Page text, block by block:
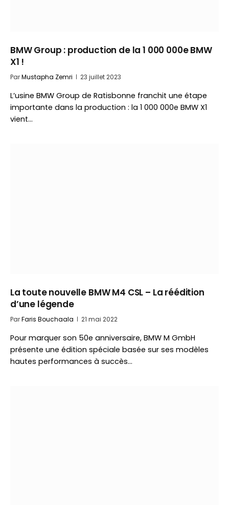
BMW Group : production de la 1 000 000e BMW
X1 !
ParMustapha Zemri 23 juillet 2023
L’usine BMW Group de Ratisbonne franchit une étape
importante dans la production : la 1 000 000e BMW X1
vient…
La toute nouvelle BMW M4 CSL – La réédition
d’une légende
ParFaris Bouchaala 21 mai 2022
Pour marquer son 50e anniversaire, BMW M GmbH
présente une édition spéciale basée sur ses modèles
hautes performances à succès…